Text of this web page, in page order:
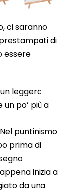
ci saranno
di
essere
leggero
po’ più a
puntinismo
prima di
inizia a
da una